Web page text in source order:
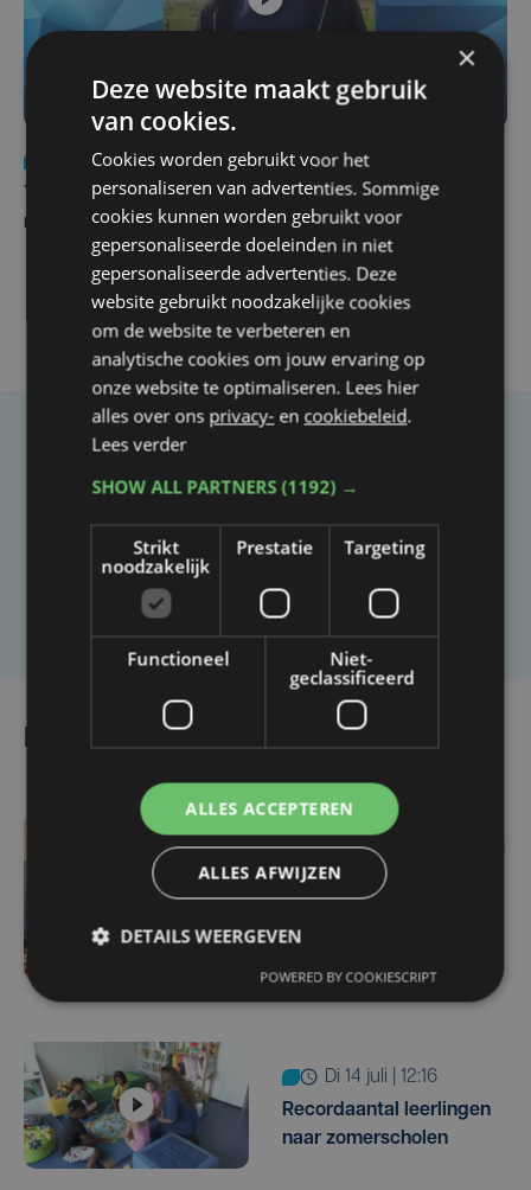
Nieuws
do 6 augustus | 21:30
Yaro (19), slachtoffer van vechtpartij, is na
maandenlange coma overleden
Taalfout opgemerkt?
Heb je een taal- of schrijffout opgemerkt in dit
artikel?
Laat het ons weten
ma 3 augustus | 10:26
Helemaal volzet: 64
taalbad tijdens
di 14 juli | 12:16
Recordaantal leerlingen
naar zomerscholen
×
Deze website maakt gebruik
van cookies.
Cookies worden gebruikt voor het
personaliseren van advertenties. Sommige
cookies kunnen worden gebruikt voor
gepersonaliseerde doeleinden in niet
gepersonaliseerde advertenties. Deze
website gebruikt noodzakelijke cookies
om de website te verbeteren en
analytische cookies om jouw ervaring op
onze website te optimaliseren. Lees hier
alles over ons privacy- en cookiebeleid.
Lees verder
SHOW ALL PARTNERS(1192) →
Strikt
noodzakelijk
Prestatie Targeting
Functioneel
Niet-
geclassificeerd
ALLES ACCEPTEREN
ALLES AFWIJZEN
DETAILS WEERGEVEN
POWERED BY COOKIESCRIPT